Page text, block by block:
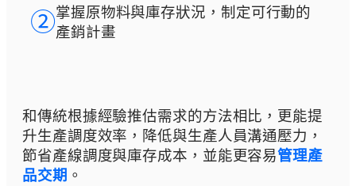
➁掌握原物料與庫存狀況，制定可行動的
產銷計畫
和傳統根據經驗推估需求的方法相比，更能提
升生產調度效率，降低與生產人員溝通壓力，
節省產線調度與庫存成本，並能更容易管理產
品交期 。